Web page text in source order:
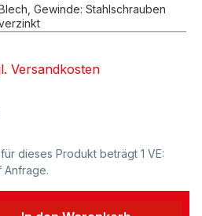
Gewinde: Stahlschrauben
Versandkosten
dieses Produkt beträgt 1 VE:
Anfrage.